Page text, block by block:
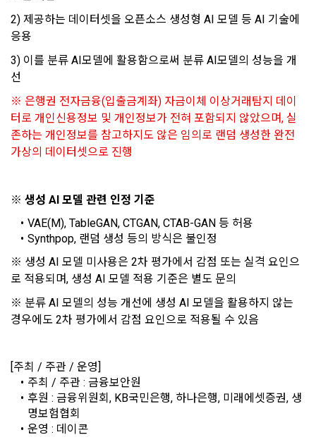
선정하는 제반 행위를 말한다.
7. “대회"라 함은 “기업회원”이 인력을 채용하거나 또는 솔루션
해커톤, AI해커톤, AI경진대회 등을 말한다.
라인/오프라인 교육서비스를 말한다.
9. "아이디"라 함은 회원의 식별과 회원의 서비스 이용을 위하여
"회원"이 가입 시 사용한 이메일 주소를 말한다.
10. "비밀번호"라 함은 "회사"의 서비스를 이용하려는 사람이 아
동일한 용도로 쓰이는 “사이트”에서 자동 생성된 인증코드를 말
한다.
제 3 조 (효력의 발생 및 변경)
본 약관은 온라인을 통하여 “회원”에게 공시함으로써 효력을 발
생한다.
1. "회사"는 이 약관의 내용과 상호, 영업소 소재지, 대표자의 성
2. "회사"는 약관의규제등에관한법률, 전기통신기본법, 전기통
신사업법, 정보통신망이용촉진등에관한법률, 전자상거래 등에
서의 소비자보호에 관한 법률, 전자문서 및 전자거래기본법, 전
자금융거래법, 전자서명법, 소비자기본법, 개인정보보호법 등
관련법을 위배하지 않는 범위에서 이 약관을 개정할 수 있다.
2. 개인정보의 수집 및 이용목적
데이콘 주식회사(이하 “회사”)는 다음 목적을 위하여 개인정보
를 수집하고 있으며, 다음 목적 이외의 용도로는 수집한 개인정
보를 이용하지 않습니다.
1) 회원관리
회원제 서비스 이용에 따른 본인확인, 본인의 의사확인, 고객문
의에 대한 응답, 새로운 정보의 소개 및 고지사항 전달
2) 서비스 제공에 관한 계약 이행 및 서비스 제공에 따른 요금정
산
본인인증, 채용정보 매칭 및 컨텐츠 제공을 위한 개인식별, 회원
간의 상호 연락, 구매 및 요금 결제, 물품 및 증빙발송, 부정 이용
방지와 비인가 사용방지
3) 서비스 개발 및 마케팅ㆍ광고 활용
맞춤 서비스 제공, 서비스 안내 및 이용권유, 서비스 개선 및 신
4) 고용 및 취업동향 파악을 위한 통계학적 분석, 서비스 고도화
를 위한 데이터 분석
2021.05.25
2) 제공하는 데이터셋을 오픈소스 생성형 AI 모델 등 AI 기술에
응용
3) 이를 분류 AI모델에 활용함으로써 분류 AI모델의 성능을 개
선
※ 은행권 전자금융(입출금계좌) 자금이체 이상거래탐지 데이
터로 개인신용정보 및 개인정보가 전혀 포함되지 않았으며, 실
존하는 개인정보를 참고하지도 않은 임의로 랜덤 생성한 완전
가상의 데이터셋으로 진행
※ 생성 AI 모델 관련 인정 기준
VAE(M), TableGAN, CTGAN, CTAB-GAN 등 허용
Synthpop, 랜덤 생성 등의 방식은 불인정
※ 생성 AI 모델 미사용은 2차 평가에서 감점 또는 실격 요인으
로 적용되며, 생성 AI 모델 적용 기준은 별도 문의
※ 분류 AI 모델의 성능 개선에 생성 AI 모델을 활용하지 않는
경우에도 2차 평가에서 감점 요인으로 적용될 수 있음
[주최 / 주관 / 운영]
주최 / 주관 : 금융보안원
후원 : 금융위원회, KB국민은행, 하나은행, 미래에셋증권, 생
명보험협회
운영 : 데이콘